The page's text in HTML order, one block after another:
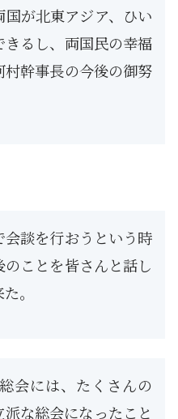
が北東アジア、ひい
るし、両国民の幸福
村幹事長の今後の御努
談を行おうという時
ことを皆さんと話し
。
会には、たくさんの
な総会になったこと